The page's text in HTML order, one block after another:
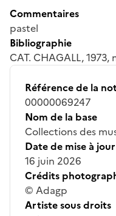
Commentaires
pastel
Bibliographie
CAT. CHAGALL, 1973,
Référence de la
00000069247
Nom de la base
Collections des
Date de mise à jour
16 juin 2026
Crédits
© Adagp
Artiste sous droits